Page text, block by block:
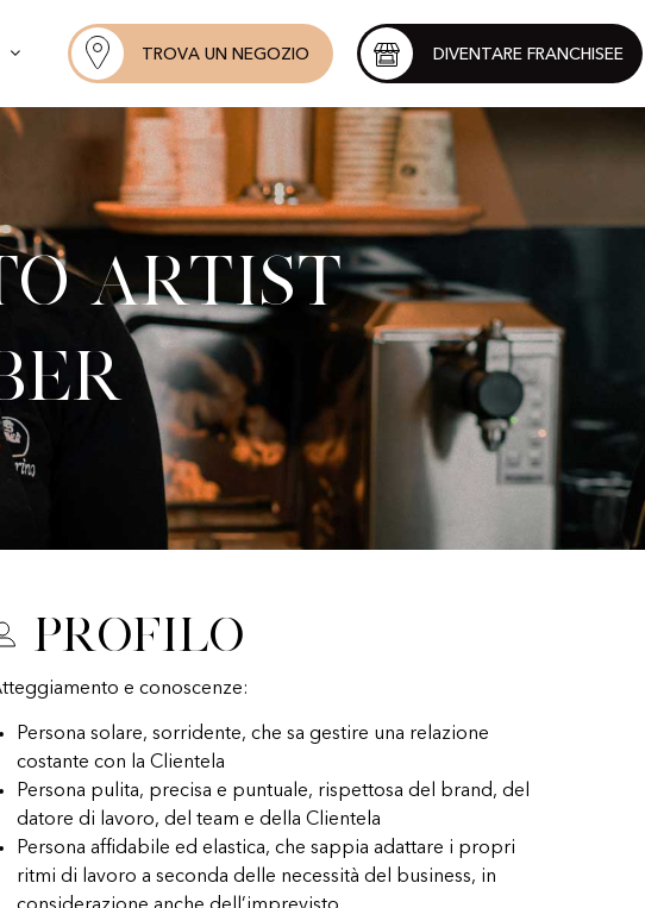
TROVA UN NEGOZIO DIVENTARE FRANCHISEE
Artist
Profilo
e conoscenze:
Persona solare, sorridente, che sa gestire una relazione
costante con la Clientela
Persona pulita, precisa e puntuale, rispettosa del brand, del
datore di lavoro, del team e della Clientela
Persona affidabile ed elastica, che sappia adattare i propri
ritmi di lavoro a seconda delle necessità del business, in